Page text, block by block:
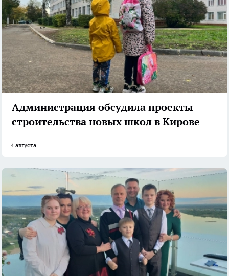
Администрация обсудила проекты
строительства новых школ в Кирове
4 августа